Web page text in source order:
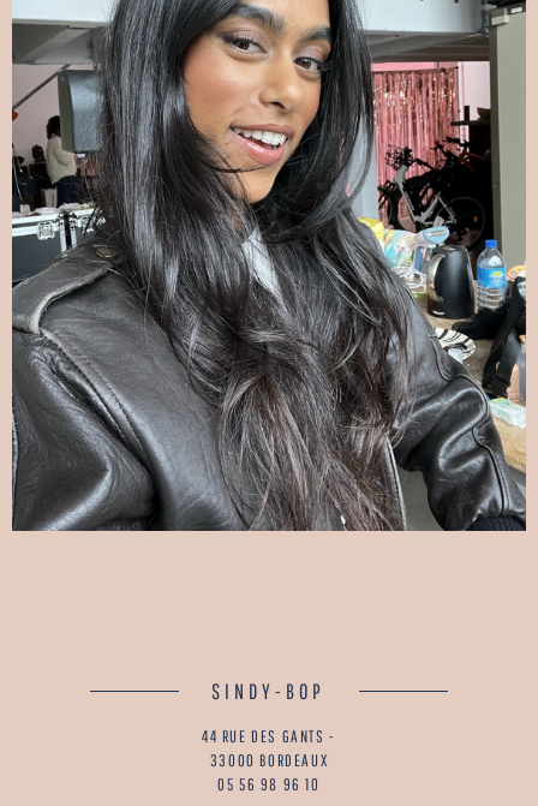
SINDY-BOP
44 RUE DES GANTS -
33000 BORDEAUX
05 56 98 96 10